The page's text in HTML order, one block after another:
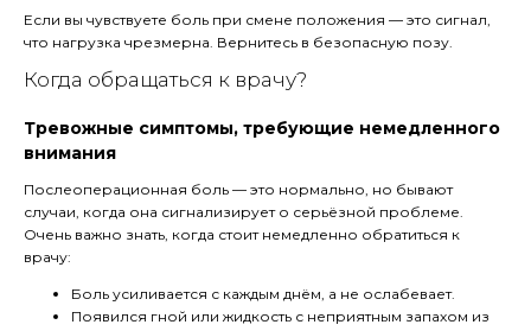
Если вы чувствуете боль при смене положения — это сигнал,
что нагрузка чрезмерна. Вернитесь в безопасную позу.
Когда обращаться к врачу?
Тревожные симптомы, требующие немедленного
внимания
Послеоперационная боль — это нормально, но бывают
случаи, когда она сигнализирует о серьёзной проблеме.
Очень важно знать, когда стоит немедленно обратиться к
врачу:
Боль усиливается с каждым днём, а не ослабевает.
Появился гной или жидкость с неприятным запахом из